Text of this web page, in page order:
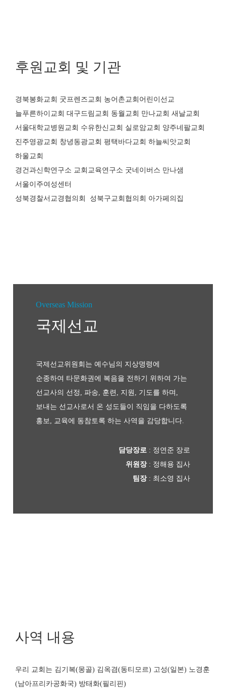
후원교회 및 기관
경북봉화교회 굿프렌즈교회 농어촌교회어린이선교
늘푸른하이교회 대구드림교회 동월교회 만나교회 새날교회
서울대학교병원교회 수유한신교회 실로암교회 양주네팔교회
진주영광교회 창녕동광교회 평택바다교회 하늘씨앗교회
하울교회
경건과신학연구소 교회교육연구소 굿네이버스 만나샘
서울이주여성센터
성북경찰서교경협의회 성북구교회협의회 아가페의집
Overseas Mission
국제선교
국제선교위원회는 예수님의 지상명령에
순종하여 타문화권에 복음을 전하기 위하여 가는
선교사의 선정, 파송, 훈련, 지원, 기도를 하며,
보내는 선교사로서 온 성도들이 직임을 다하도록
홍보, 교육에 동참토록 하는 사역을 감당합니다.
담당장로: 정연준 장로
위원장: 정해용 집사
팀장 : 최소영 집사
사역 내용
우리 교회는 김기복(몽골) 김옥겸(동티모르) 고성(일본) 노경훈
(남아프리카공화국) 방태화(필리핀)